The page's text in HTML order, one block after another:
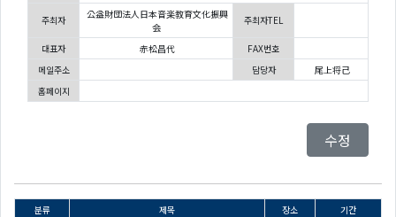
주최자
公益財団法人日本音楽教育文化振興
会
주최자TEL
대표자 赤松昌代
FAX번호
메일주소
담당자
尾上将己
홈페이지
수정
분류 제목 장소
기간